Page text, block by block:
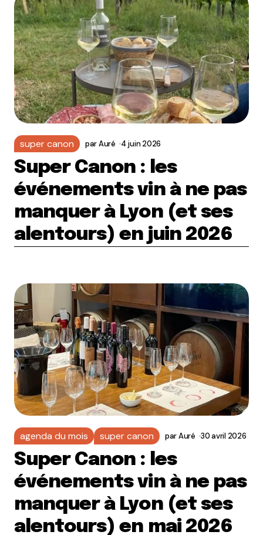
super canon parAuré 4 juin 2026
Super Canon : les
événements vin à ne pas
manquer à Lyon (et ses
alentours) en juin 2026
agenda du mois super canon parAuré 30 avril 2026
Super Canon : les
événements vin à ne pas
manquer à Lyon (et ses
alentours) en mai 2026